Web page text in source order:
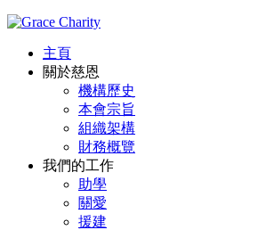
主頁
關於慈恩
機構歷史
本會宗旨
組織架構
財務概覽
我們的工作
助學
關愛
援建